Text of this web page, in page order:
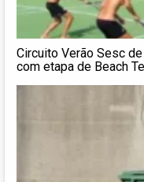
Circuito Verão Sesc
com etapa de Beach